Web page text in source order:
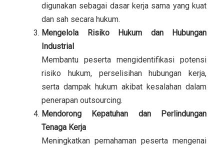
digunakan sebagai dasar kerja sama yang kuat
dan sah secara hukum.
Mengelola Risiko Hukum dan Hubungan
Industrial
Membantu peserta mengidentifikasi potensi
risiko hukum, perselisihan hubungan kerja,
serta dampak hukum akibat kesalahan dalam
penerapan outsourcing.
Mendorong Kepatuhan dan Perlindungan
Tenaga Kerja
Meningkatkan pemahaman peserta mengenai